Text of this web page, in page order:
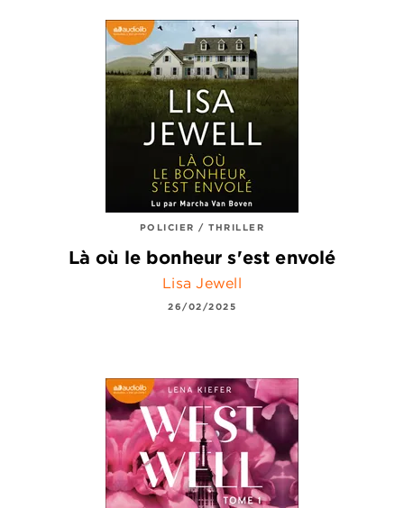
POLICIER / THRILLER
Là où le bonheur s'est envolé
Lisa Jewell
26/02/2025